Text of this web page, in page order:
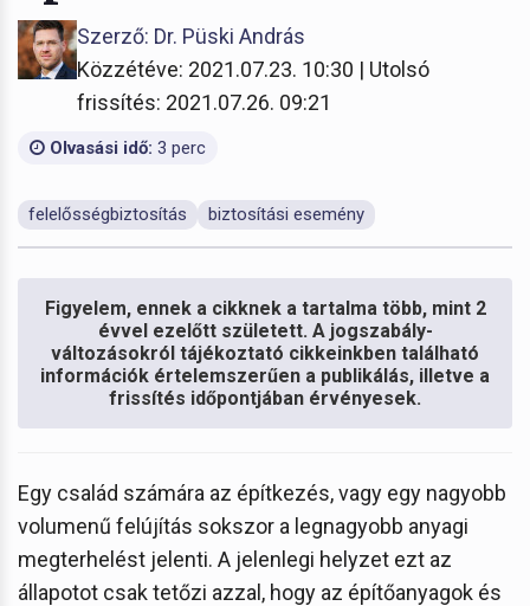
Szerző: Dr. Püski András
Közzétéve: 2021.07.23. 10:30 | Utolsó
frissítés: 2021.07.26. 09:21
Olvasási idő: 3 perc
felelősségbiztosítás biztosítási esemény
Figyelem, ennek a cikknek a tartalma több, mint 2
évvel ezelőtt született. A jogszabály-
változásokról tájékoztató cikkeinkben található
információk értelemszerűen a publikálás, illetve a
frissítés időpontjában érvényesek.
Egy család számára az építkezés, vagy egy nagyobb
volumenű felújítás sokszor a legnagyobb anyagi
megterhelést jelenti. A jelenlegi helyzet ezt az
állapotot csak tetőzi azzal, hogy az építőanyagok és